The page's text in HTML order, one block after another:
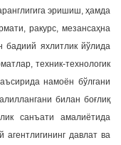
эришиш, ҳамда
ракурс, мезансаҳна
бадиий яхлитлик йўлида
техник-технологик
намоён бўлгани
билан боғлиқ
санъати амалиётида
агентлигининг давлат ва